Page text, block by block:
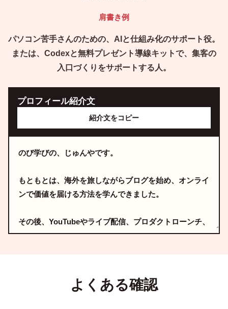
肩書き例
パソコン苦手さんのための、AIと仕組み化のサポート役。
または、Codexと無料プレゼント導線キットで、集客の
入口づくりをサポートする人。
プロフィール紹介文
紹介文をコピー
よくある確認